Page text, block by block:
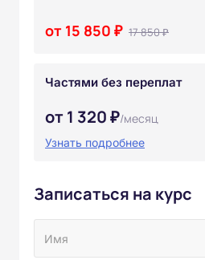
от 15 850 ₽ 17 850 ₽
Частями без переплат
от 1 320 ₽/месяц
Узнать подробнее
Записаться на курс